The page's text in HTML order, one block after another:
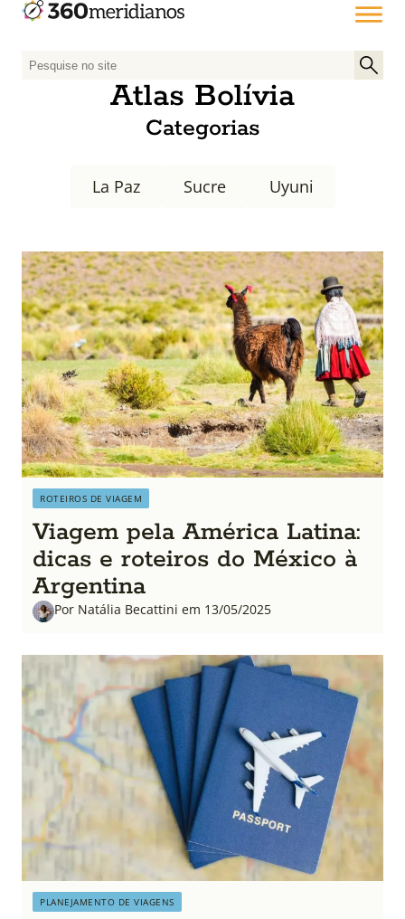
P
p
o
r
:
Atlas Bolívia
Categorias
La Paz Sucre Uyuni
ROTEIROS DE VIAGEM
Viagem pela América Latina:
dicas e roteiros do México à
Argentina
Por Natália Becattini em 13/05/2025
PLANEJAMENTO DE VIAGENS